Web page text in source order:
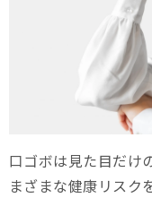
口ゴボは見た目だけ
まざまな健康リスク